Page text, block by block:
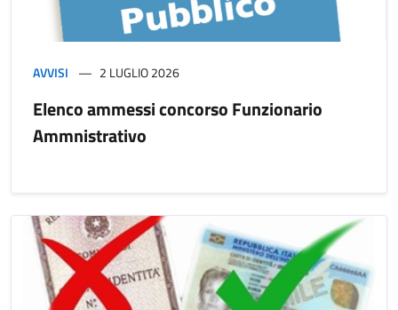
AVVISI 2 LUGLIO 2026
Elenco ammessi concorso Funzionario
Ammnistrativo